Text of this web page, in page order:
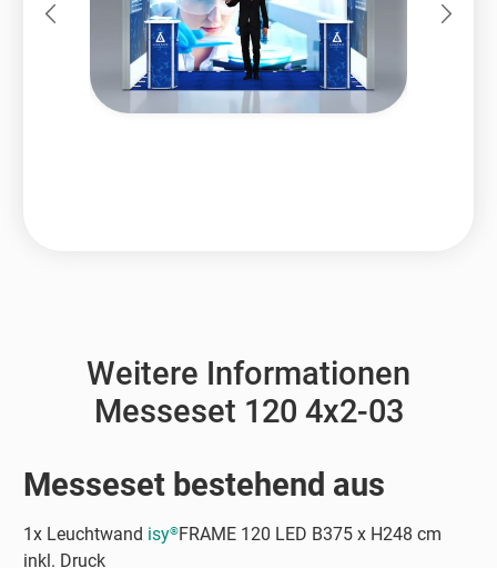
Weitere Informationen
Messeset 120 4x2-03
Messeset bestehend aus
1x Leuchtwand isy®FRAME 120 LED B375 x H248 cm
inkl. Druck